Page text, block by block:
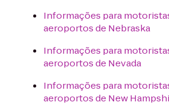
Informações para
aeroportos de Nebraska
Informações para
aeroportos de Nevada
Informações para
aeroportos de New